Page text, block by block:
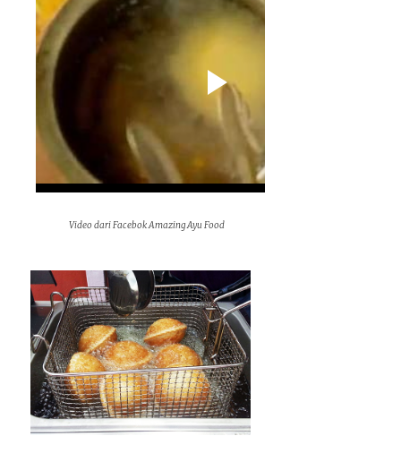
Video dari Facebok Amazing Ayu Food